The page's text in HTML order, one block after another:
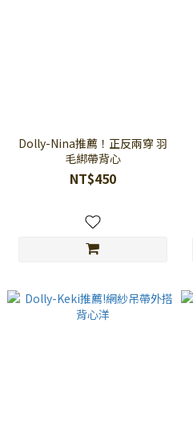
Dolly-Nina推薦！正反兩穿 羽
毛綁帶背心
NT$450